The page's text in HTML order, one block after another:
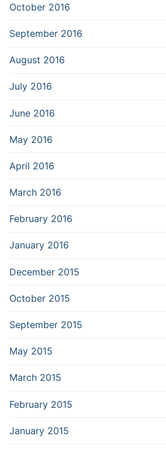
October 2016
September 2016
August 2016
July 2016
June 2016
May 2016
April 2016
March 2016
February 2016
January 2016
December 2015
October 2015
September 2015
May 2015
March 2015
February 2015
January 2015